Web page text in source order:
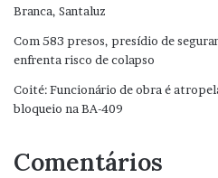
Branca, Santaluz
Com 583 presos, presídio de
enfrenta risco de colapso
Coité: Funcionário de obra é
bloqueio na BA-409
Comentários